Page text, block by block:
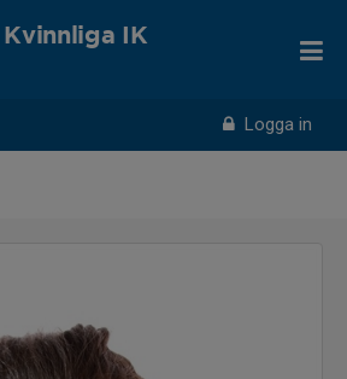
Logga in
Kvinnliga IK